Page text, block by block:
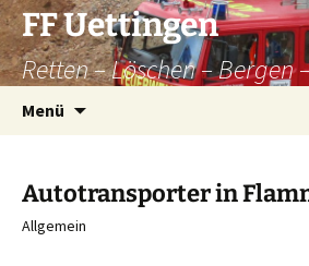
Zum
Inhalt
springen
FF Uettingen
Retten – Löschen – Bergen
Menü
Autotransporter in
Allgemein